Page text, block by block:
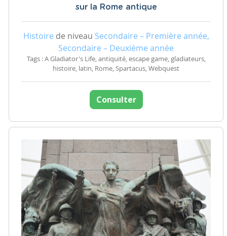
sur la Rome antique
Histoire de niveau Secondaire – Première année,
Secondaire – Deuxième année
Tags : A Gladiator's Life, antiquité, escape game, gladiateurs,
histoire, latin, Rome, Spartacus, Webquest
Consulter